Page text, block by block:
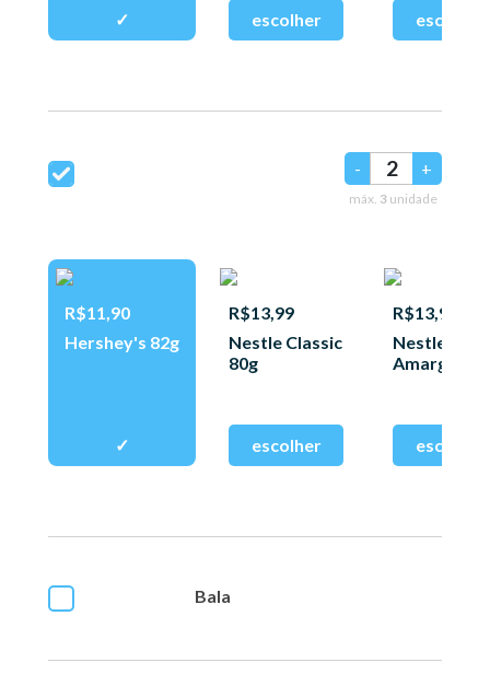
- +
máx. 3 unidade
R$11,90
Hershey's 82g
R$13,99
Nestle Classic
80g
R$13,99
Nestle Meio
Amargo 80g
Bala